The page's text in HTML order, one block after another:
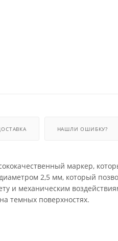
НАШЛИ ОШИБКУ?
маркер,
2,5 мм, который
и механическим
темных поверхностях.